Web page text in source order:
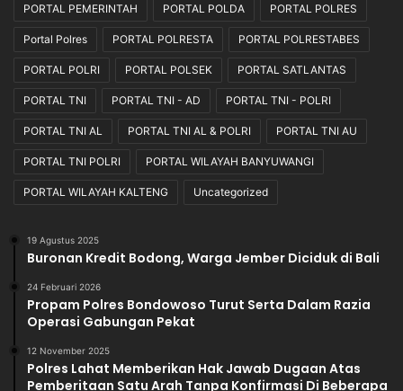
PORTAL PEMERINTAH PORTAL POLDA PORTAL POLRES
Portal Polres PORTAL POLRESTA PORTAL POLRESTABES
PORTAL POLRI PORTAL POLSEK PORTAL SATLANTAS
PORTAL TNI PORTAL TNI - AD PORTAL TNI - POLRI
PORTAL TNI AL PORTAL TNI AL & POLRI PORTAL TNI AU
PORTAL TNI POLRI PORTAL WILAYAH BANYUWANGI
PORTAL WILAYAH KALTENG Uncategorized
19 Agustus 2025
Buronan Kredit Bodong, Warga Jember Diciduk di Bali
24 Februari 2026
Propam Polres Bondowoso Turut Serta Dalam Razia
Operasi Gabungan Pekat
12 November 2025
Polres Lahat Memberikan Hak Jawab Dugaan Atas
Pemberitaan Satu Arah Tanpa Konfirmasi Di Beberapa